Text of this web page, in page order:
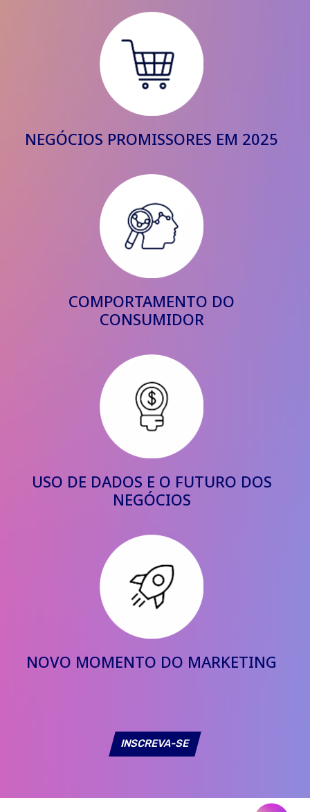
NEGÓCIOS PROMISSORES EM 2025
COMPORTAMENTO DO
CONSUMIDOR
USO DE DADOS E O FUTURO DOS
NEGÓCIOS
NOVO MOMENTO DO MARKETING
INSCREVA-SE